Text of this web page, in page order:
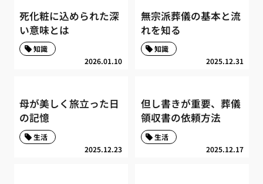
死化粧に込められた深
い意味とは
2026.01.10
知識
無宗派葬儀の基本と流
れを知る
2025.12.31
知識
母が美しく旅立った日
の記憶
2025.12.23
生活
但し書きが重要、葬儀
領収書の依頼方法
2025.12.17
生活